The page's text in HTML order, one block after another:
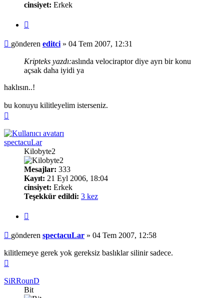
cinsiyet: Erkek
Mesaj
gönderen editci » 04 Tem 2007, 12:31
Kripteks yazdı:aslında velociraptor diye ayrı bir konu
açsak daha iyidi ya
haklısın..!
bu konuyu kilitleyelim isterseniz.
spectacuLar
Kilobyte2
Mesajlar: 333
Kayıt: 21 Eyl 2006, 18:04
cinsiyet: Erkek
Teşekkür edildi: 3 kez
Mesaj
gönderen spectacuLar » 04 Tem 2007, 12:58
kilitlemeye gerek yok gereksiz baslıklar silinir sadece.
SiRRounD
Bit